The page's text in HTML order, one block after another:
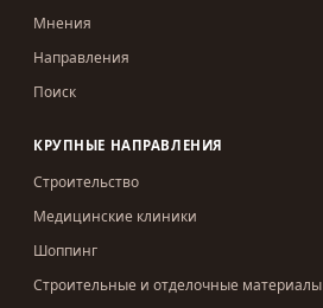
Мнения
Направления
Поиск
КРУПНЫЕ НАПРАВЛЕНИЯ
Строительство
Медицинские клиники
Шоппинг
Строительные и отделочные материалы